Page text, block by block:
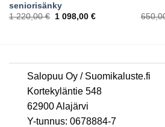
seniorisänky
1 220,00€
Alkuperäinen
1 098,00 €Nykyinen
Salopuu Oy / Suomikaluste.fi
Kortekyläntie 548
62900 Alajärvi
Y-tunnus: 0678884-7